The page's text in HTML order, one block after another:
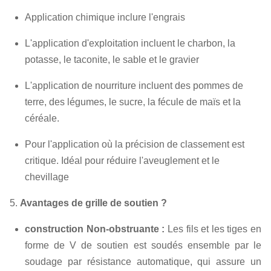
Application chimique inclure l'engrais
L'application d'exploitation incluent le charbon, la
potasse, le taconite, le sable et le gravier
L'application de nourriture incluent des pommes de
terre, des légumes, le sucre, la fécule de maïs et la
céréale.
Pour l'application où la précision de classement est
critique. Idéal pour réduire l'aveuglement et le
chevillage
5. Avantages de grille de soutien ?
construction Non-obstruante : Les fils et les tiges en
forme de V de soutien est soudés ensemble par le
soudage par résistance automatique, quiassure un